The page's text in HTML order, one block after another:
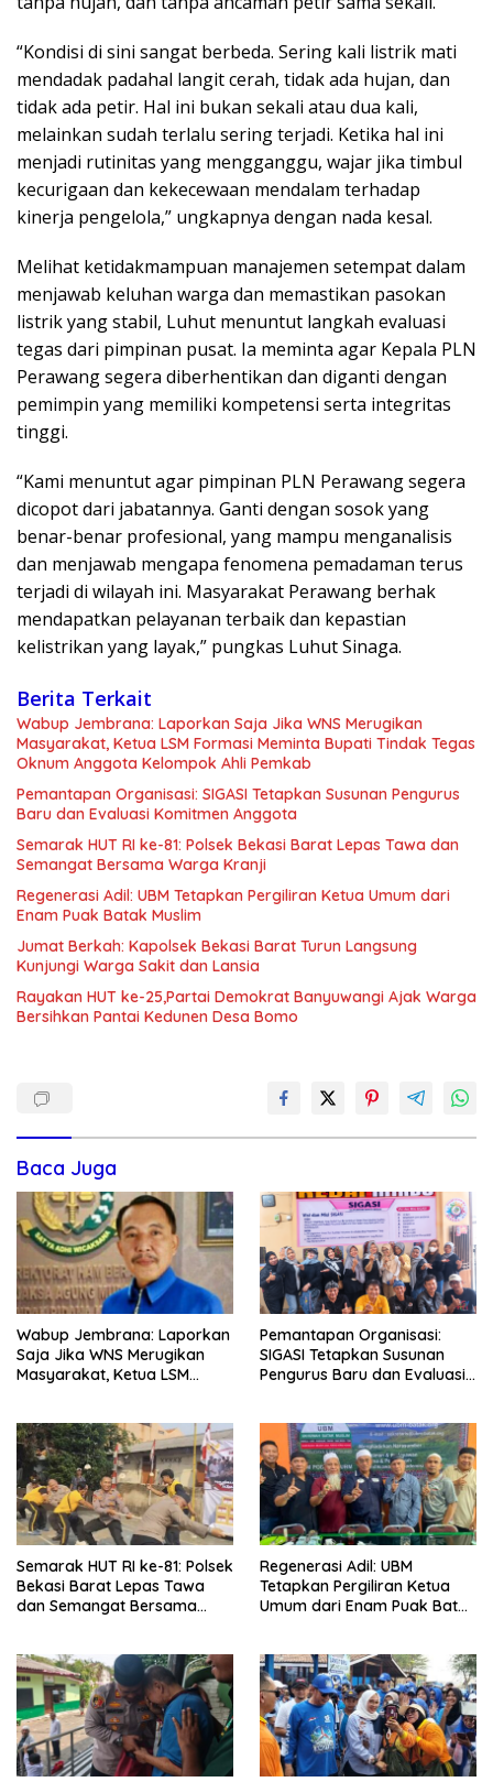
“Kondisi di sini sangat berbeda. Sering kali listrik mati
mendadak padahal langit cerah, tidak ada hujan, dan
tidak ada petir. Hal ini bukan sekali atau dua kali,
melainkan sudah terlalu sering terjadi. Ketika hal ini
menjadi rutinitas yang mengganggu, wajar jika timbul
kecurigaan dan kekecewaan mendalam terhadap
kinerja pengelola,” ungkapnya dengan nada kesal.
Melihat ketidakmampuan manajemen setempat dalam
menjawab keluhan warga dan memastikan pasokan
listrik yang stabil, Luhut menuntut langkah evaluasi
tegas dari pimpinan pusat. Ia meminta agar Kepala PLN
Perawang segera diberhentikan dan diganti dengan
pemimpin yang memiliki kompetensi serta integritas
tinggi.
“Kami menuntut agar pimpinan PLN Perawang segera
dicopot dari jabatannya. Ganti dengan sosok yang
benar-benar profesional, yang mampu menganalisis
dan menjawab mengapa fenomena pemadaman terus
terjadi di wilayah ini. Masyarakat Perawang berhak
mendapatkan pelayanan terbaik dan kepastian
kelistrikan yang layak,” pungkas Luhut Sinaga.
Berita Terkait
Wabup Jembrana: Laporkan Saja Jika WNS Merugikan
Masyarakat, Ketua LSM Formasi Meminta Bupati Tindak Tegas
Oknum Anggota Kelompok Ahli Pemkab
Pemantapan Organisasi: SIGASI Tetapkan Susunan Pengurus
Baru dan Evaluasi Komitmen Anggota
Semarak HUT RI ke-81: Polsek Bekasi Barat Lepas Tawa dan
Semangat Bersama Warga Kranji
Regenerasi Adil: UBM Tetapkan Pergiliran Ketua Umum dari
Enam Puak Batak Muslim
Jumat Berkah: Kapolsek Bekasi Barat Turun Langsung
Kunjungi Warga Sakit dan Lansia
Rayakan HUT ke-25,Partai Demokrat Banyuwangi Ajak Warga
Bersihkan Pantai Kedunen Desa Bomo
Baca Juga
Wabup Jembrana: Laporkan
Saja Jika WNS Merugikan
Masyarakat, Ketua LSM
Anggota Kelompok Ahli
Pemkab
Pemantapan Organisasi:
SIGASI Tetapkan Susunan
Pengurus Baru dan Evaluasi
Semarak HUT RI ke-81: Polsek
Bekasi Barat Lepas Tawa
dan Semangat Bersama
Regenerasi Adil: UBM
Tetapkan Pergiliran Ketua
Umum dari Enam Puak Batak